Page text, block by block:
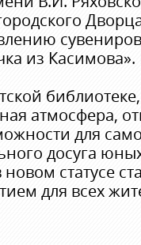
из Касимова».
атмосфера,
для
досуга
статусе
для всех